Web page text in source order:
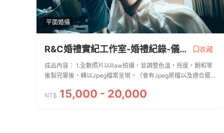
平面婚攝
R&C婚禮實紀工作室-婚禮紀錄-儀式+午宴客 收藏
成品內容： 1.全數照片以Raw拍攝，並調整色溫，亮度，飽和等
後製完畢後，轉以Jpeg檔案呈現。（會有Jpeg原檔以及適合擺放
（內含"原檔照片&...
NT$ 15,000 - 20,000